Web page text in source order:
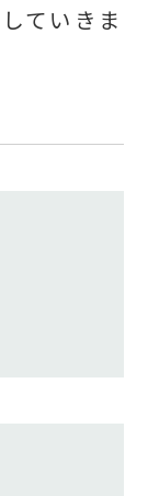
ていきま